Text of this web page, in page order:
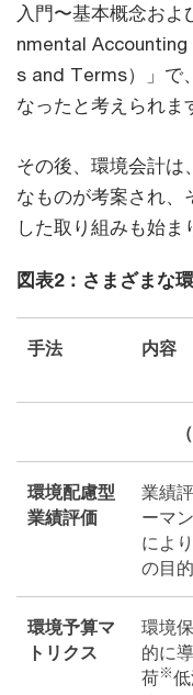
入門〜基本概念お
nmental
s and Terms）」で
なったと考えられま
その後、環境会計は
なものが考案され、
した取り組みも始ま
図表2：さまざまな
手法 内容
環境配慮型
業績評価
業績
ーマ
によ
の目
環境予算マ
トリクス
環境
的に
荷※